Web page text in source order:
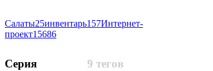
Салаты25инвентарь157Интернет-
проект15686
9 тегов
Серия